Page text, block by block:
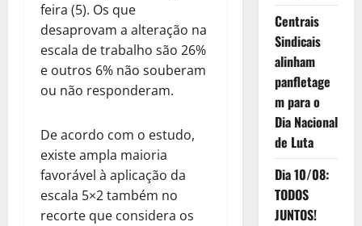
feira (5). Os que
desaprovam a alteração na
escala de trabalho são 26%
e outros 6% não souberam
ou não responderam.
De acordo com o estudo,
existe ampla maioria
favorável à aplicação da
escala 5×2 também no
recorte que considera os
Centrais
Sindicais
alinham
panfletage
m para o
Dia Nacional
de Luta
Dia 10/08:
TODOS
JUNTOS!